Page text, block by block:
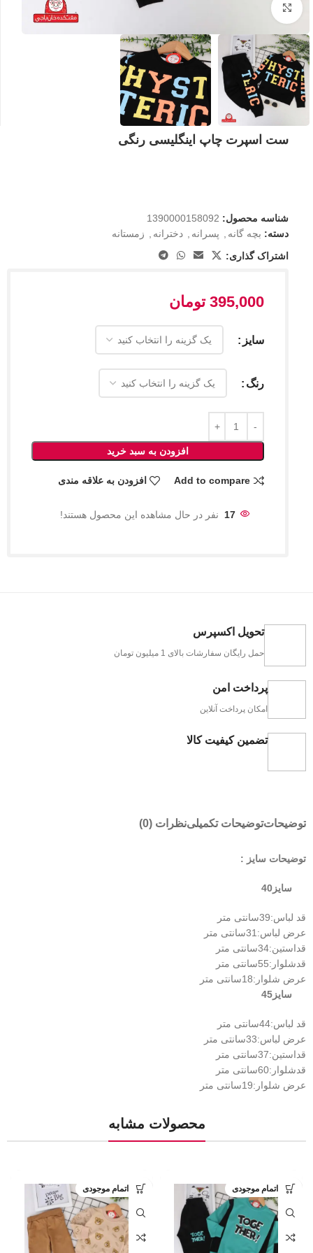
ست اسپرت چاپ اینگلیسی رنگی
شناسه محصول: 1390000158092
دسته: بچه گانه پسرانه دخترانه
زمستانه
اشتراک گذاری:
395,000 تومان
سایز
رنگ
افزودن به سبد خرید
Add to compare افزودن به علاقه مندی
17 نفر در حال مشاهده این محصول هستند!
تحویل اکسپرس
حمل رایگان سفارشات بالای 1 میلیون تومان
پرداخت امن
امکان پرداخت آنلاین
تضمین کیفیت کالا
توضیحاتتوضیحات تکمیلینظرات (0)
توضیحات سایز :
سایز40
قد لباس:39سانتی متر
عرض لباس:31سانتی متر
قداستین:34سانتی متر
قدشلوار:55سانتی متر
عرض شلوار:18سانتی متر
سایز45
قد لباس:44سانتی متر
عرض لباس:33سانتی متر
قداستین:37سانتی متر
قدشلوار:60سانتی متر
عرض شلوار:19سانتی متر
محصولات مشابه
اتمام موجودی اتمام موجودی